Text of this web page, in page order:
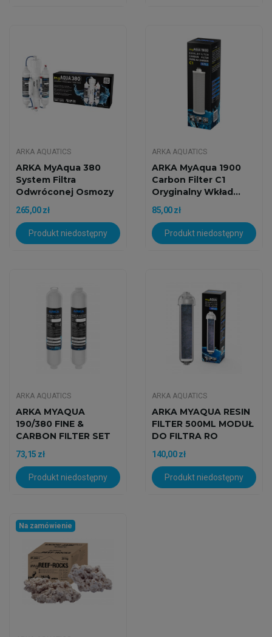
ARKA AQUATICS
ARKA MyAqua 380
System Filtra
Odwróconej Osmozy
RO 380l/24h
265,00 zł
Produkt niedostępny
ARKA AQUATICS
ARKA MyAqua 1900
Carbon Filter C1
Oryginalny Wkład...
85,00 zł
Produkt niedostępny
ARKA AQUATICS
ARKA MYAQUA
190/380 FINE &
CARBON FILTER SET
ZESTAW FILTRÓW
73,15 zł
Produkt niedostępny
ARKA AQUATICS
ARKA MYAQUA RESIN
FILTER 500ML MODUŁ
DO FILTRA RO
140,00 zł
Produkt niedostępny
Na zamówienie